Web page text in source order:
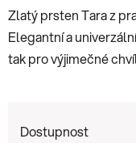
Zlatý prsten Tara z
Elegantní a
tak pro výjimečné
Dostupnost